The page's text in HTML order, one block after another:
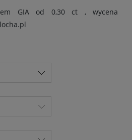
GIA od 0,30 ct , wycena